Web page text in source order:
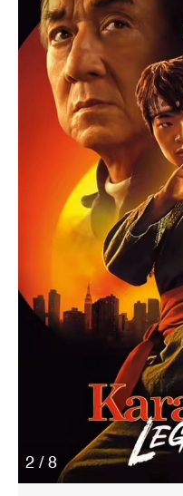
2 / 8